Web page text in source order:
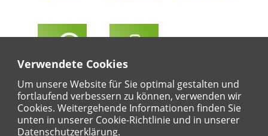
Verwendete Cookies
Um unsere Website für Sie optimal gestalten und
fortlaufend verbessern zu können, verwenden wir
Cookies. Weitergehende Informationen finden Sie
unten in unserer Cookie-Richtlinie und in unserer
Datenschutzerklärung.
Entdeckertouren Ansichten Kalender